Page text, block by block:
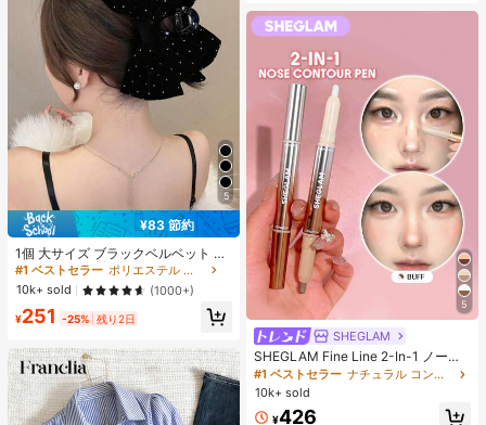
5
¥83 節約
1個 大サイズ ブラックベルベット リ
ボン ヘアクリップ クリスタルライン
ストーン装飾付き、エレガントな二
重レイヤー フロック加工リボン レデ
ィース用
#1 ベストセラー
ポリエステル 髪の爪
売り切れ間近！
#1 ベストセラー
ポリエステル 髪の爪
売り切れ間近！
#1 ベストセラー
ポリエステル 髪の爪
売り切れ間近！
#1 ベストセラー
売り切れ間近！
10k+ sold (1000+)
¥251 -25% 残り2日
5
SHEGLAM
SHEGLAM Fine Line 2-In-1 ノーズ
コンター&ハイライトペン-Buff ノー
ズシャドウ シェーディング 女性と女
の子のためのブランドビューティー
コスメメイクアップ
#1 ベストセラー
ナチュラル コントゥア＆ブロンザー
10k+ sold
¥426